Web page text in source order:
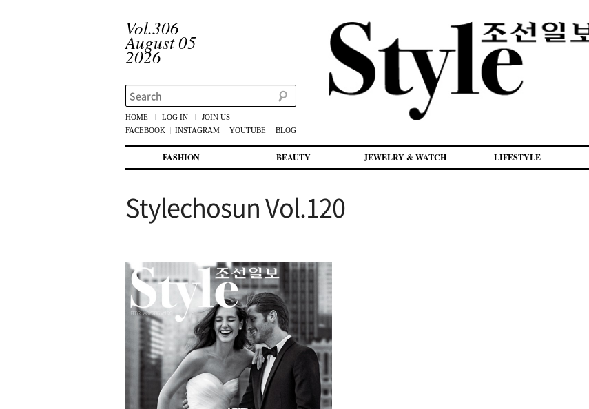
Vol.306
August 05
2026
Search
HOME LOG IN
JOIN US
FACEBOOK
INSTAGRAM YOUTUBE BLOG
첫번째 컨텐츠로 뛰어넘기
두번째 컨텐츠로 뛰어넘기
FASHION BEAUTY JEWELRY & WATCH LIFESTYLE
Stylechosun Vol.120